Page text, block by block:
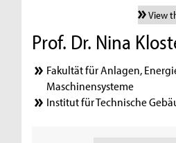
View
Prof. Dr. Nina
Fakultät für Anlagen,
Maschinensysteme
Institut für Technische